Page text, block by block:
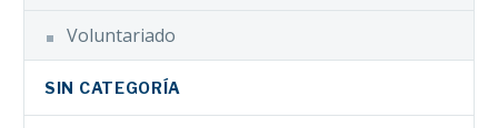
Voluntariado
SIN CATEGORÍA